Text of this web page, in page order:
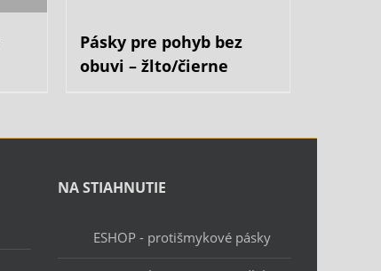
Pásky pre pohyb bez
obuvi – žlto/čierne
NA STIAHNUTIE
ESHOP - protišmykové pásky